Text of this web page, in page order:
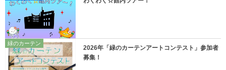
緑のカーテン
2026年「緑のカーテンアートコンテスト」参加者
募集！